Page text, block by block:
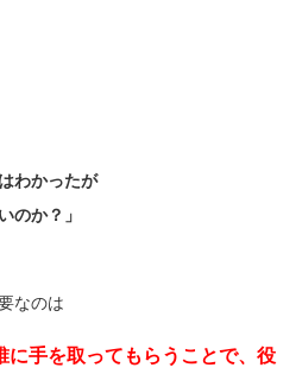
わかったが
のか？」
なのは
に手を取ってもらうことで、役